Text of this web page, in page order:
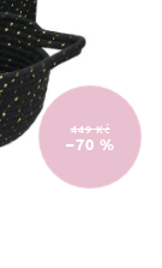
449 Kč
–70 %